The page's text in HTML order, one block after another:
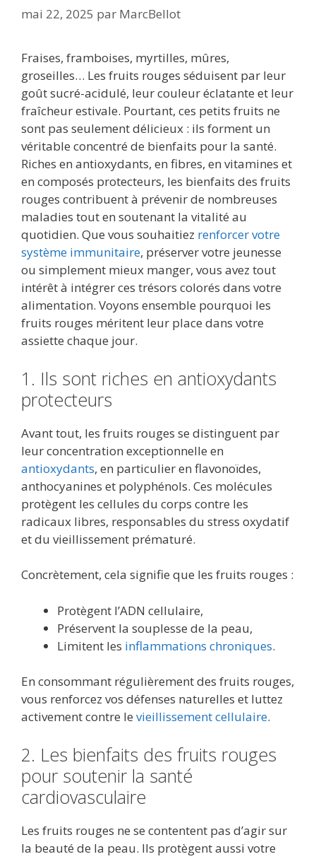
mai 22, 2025 par MarcBellot
Fraises, framboises, myrtilles, mûres,
groseilles… Les fruits rouges séduisent par leur
goût sucré-acidulé, leur couleur éclatante et leur
fraîcheur estivale. Pourtant, ces petits fruits ne
sont pas seulement délicieux : ils forment un
véritable concentré de bienfaits pour la santé.
Riches en antioxydants, en fibres, en vitamines et
en composés protecteurs, les bienfaits des fruits
rouges contribuent à prévenir de nombreuses
maladies tout en soutenant la vitalité au
quotidien. Que vous souhaitiez renforcer votre
système immunitaire, préserver votre jeunesse
ou simplement mieux manger, vous avez tout
intérêt à intégrer ces trésors colorés dans votre
alimentation. Voyons ensemble pourquoi les
fruits rouges méritent leur place dans votre
assiette chaque jour.
1. Ils sont riches en antioxydants
protecteurs
Avant tout, les fruits rouges se distinguent par
leur concentration exceptionnelle en
antioxydants, en particulier en flavonoïdes,
anthocyanines et polyphénols. Ces molécules
protègent les cellules du corps contre les
radicaux libres, responsables du stress oxydatif
et du vieillissement prématuré.
Concrètement, cela signifie que les fruits rouges :
Protègent l’ADN cellulaire,
Préservent la souplesse de la peau,
Limitent les inflammations chroniques.
En consommant régulièrement des fruits rouges,
vous renforcez vos défenses naturelles et luttez
activement contre le vieillissement cellulaire.
2. Les bienfaits des fruits rouges
pour soutenir la santé
cardiovasculaire
Les fruits rouges ne se contentent pas d’agir sur
la beauté de la peau. Ils protègent aussi votre